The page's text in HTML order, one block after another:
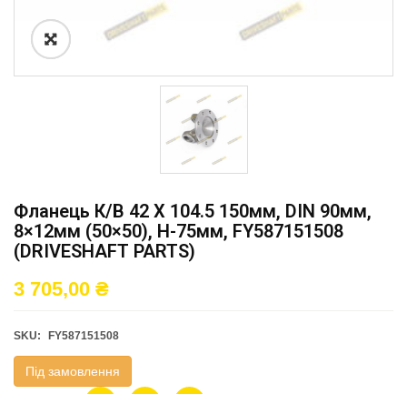
Фланець К/в 42 X 104.5 150мм, DIN 90мм,
8×12мм (50×50), H-75мм, FY587151508
(DRIVESHAFT PARTS)
3 705,00 ₴
SKU: FY587151508
Під замовлення